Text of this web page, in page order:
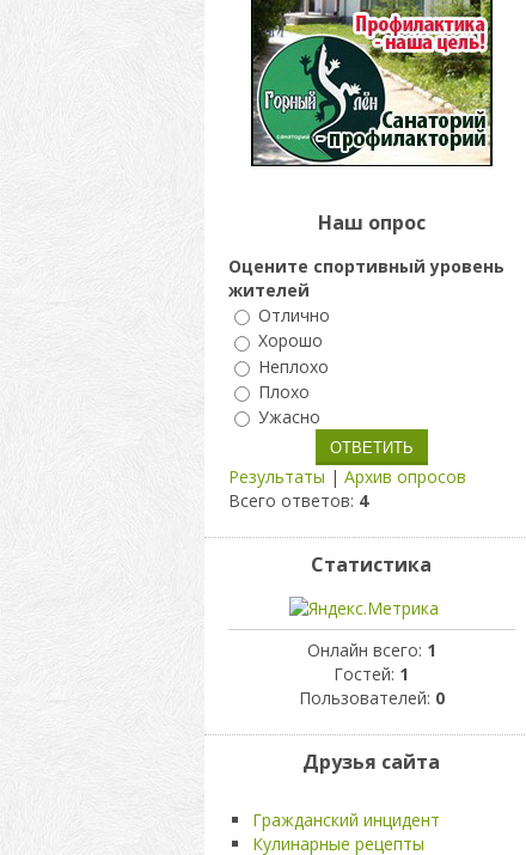
Наш опрос
Оцените спортивный уровень
жителей
Отлично
Хорошо
Неплохо
Плохо
Ужасно
Результаты | Архив опросов
Всего ответов: 4
Статистика
Онлайн всего: 1
Гостей: 1
Пользователей: 0
Друзья сайта
Гражданский инцидент
Кулинарные рецепты